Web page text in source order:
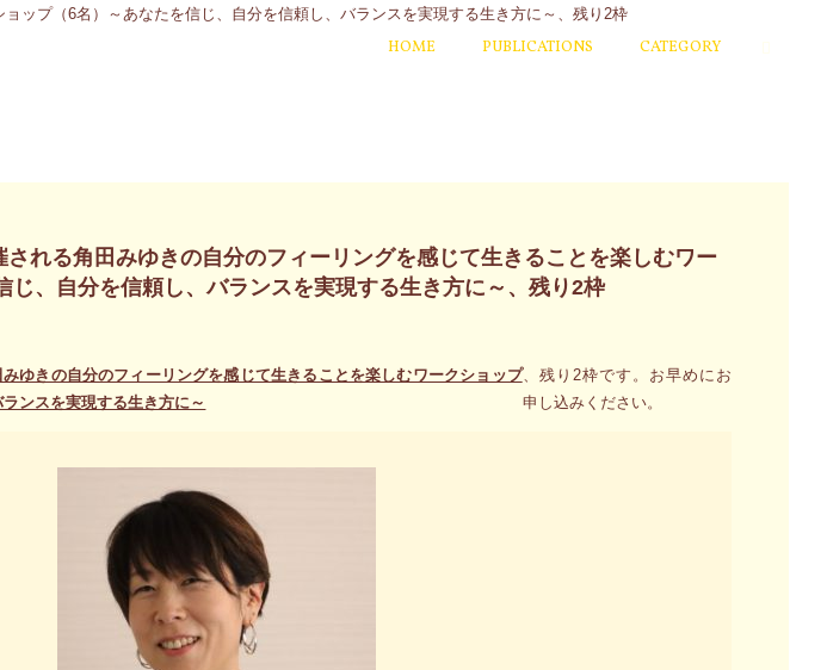
HOME PUBLICATIONS CATEGORY
れる角田みゆきの自分のフィーリングを感じて生きることを楽しむワー
じ、自分を信頼し、バランスを実現する生き方に～、残り2枠
ゆきの自分のフィーリングを感じて生きることを楽しむワークショップ
ンスを実現する生き方に～
、残り2枠です。お早めにお
申し込みください。